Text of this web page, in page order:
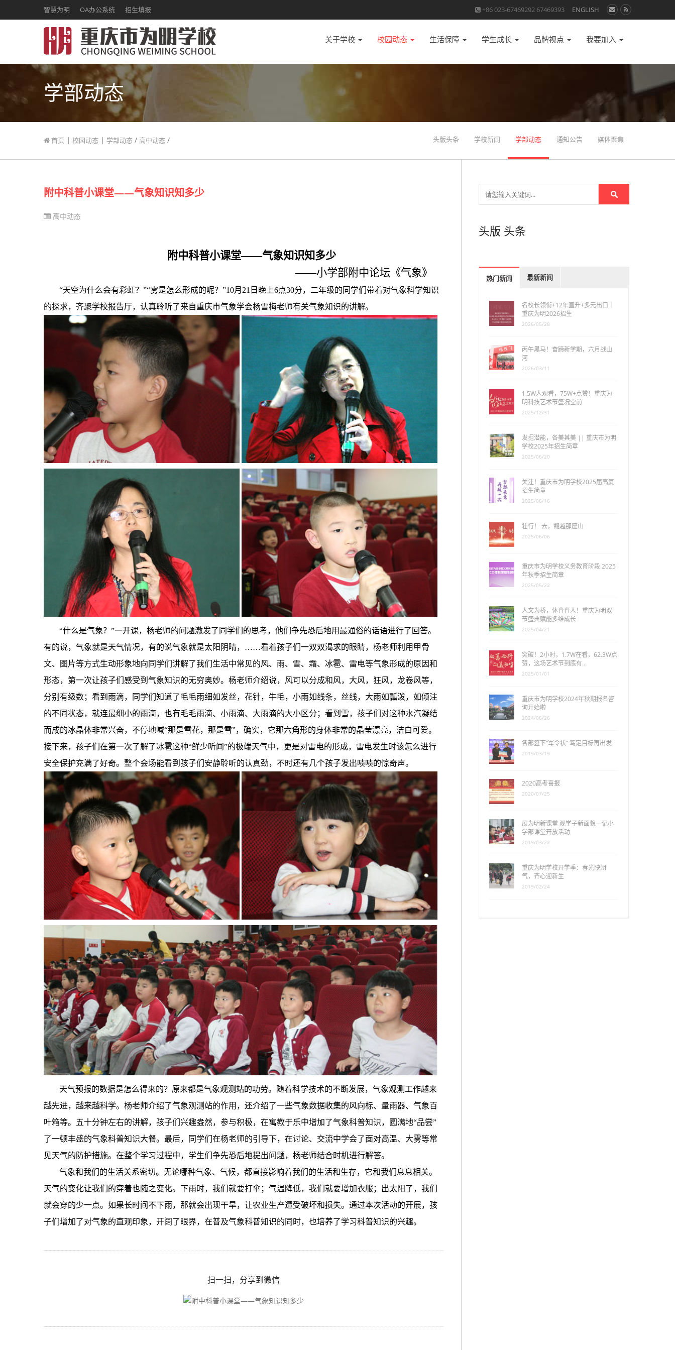
智慧为明 OA办公系统 招生填报 +86 023-67469292 67469393 ENGLISH
关于学校 校园动态 生活保障 学生成长 品牌视点 我要加入
学部动态
首页 | 校园动态 | 学部动态 / 高中动态 / 头版头条 学校新闻 学部动态 通知公告 媒体聚焦
附中科普小课堂——气象知识知多少
高中动态
附中科普小课堂——气象知识知多少
——小学部附中论坛《气象》
“天空为什么会有彩虹？”“雾是怎么形成的呢？”10月 21 日晚上6点30分，二年级的同学们带着对气象科学知识
的探求，齐聚学校报告厅，认真聆听了来自重庆市气象学会杨雪梅老师有关气象知识的讲解。
“什么是气象？”一开课，杨老师的问题激发了同学们的思考，他们争先恐后地用最通俗的话语进行了回答。
有的说，气象就是天气情况，有的说气象就是太阳阴晴，……看着孩子们一双双渴求的眼睛，杨老师利用甲骨
文、图片等方式生动形象地向同学们讲解了我们生活中常见的风、雨、雪、霜、冰雹、雷电等气象形成的原因和
形态，第一次让孩子们感受到气象知识的无穷奥妙。杨老师介绍说，风可以分成和风，大风，狂风，龙卷风等，
分别有级数；看到雨滴，同学们知道了毛毛雨细如发丝，花针，牛毛，小雨如线条，丝线，大雨如瓢泼，如倾注
的不同状态，就连最细小的雨滴，也有毛毛雨滴、小雨滴、大雨滴的大小区分；看到雪，孩子们对这种水汽凝结
而成的冰晶体非常兴奋，不停地喊“那是雪花，那是雪”，确实，它那六角形的身体非常的晶莹漂亮，洁白可爱。
接下来，孩子们在第一次了解了冰雹这种“鲜少听闻”的极端天气中，更是对雷电的形成，雷电发生时该怎么进行
安全保护充满了好奇。整个会场能看到孩子们安静聆听的认真劲，不时还有几个孩子发出啧啧的惊奇声。
天气预报的数据是怎么得来的？原来都是气象观测站的功劳。随着科学技术的不断发展，气象观测工作越来
越先进，越来越科学。杨老师介绍了气象观测站的作用，还介绍了一些气象数据收集的风向标、量雨器、气象百
叶箱等。五十分钟左右的讲解，孩子们兴趣盎然，参与积极， 在寓教于乐中增加了气象科普知识，圆满地“品尝”
了一顿丰盛的气象科普知识大餐。 最后，同学们在杨老师的引导下，在讨论、交流中学会了面对高温、大雾等常
见天气的防护措施。 在整个学习过程中，学生们争先恐后地提出问题，杨老师结合时机进行解答。
气象和我们的生活关系密切。无论哪种气象、气候，都直接影响着我们的生活和生存，它和我们息息相关。
天气的变化让我们的穿着也随之变化。下雨时，我们就要打伞；气温降低，我们就要增加衣服；出太阳了，我们
就会穿的少一点。如果长时间不下雨，那就会出现干旱，让农业生产遭受破坏和损失。 通过本次活动的开展，孩
子们增加了对气象的直观印象，开阔了眼界，在普及气象科普知识的同时，也培养了学习科普知识的兴趣。
扫一扫，分享到微信
头版 头条
热门新闻 最新新闻
名校长领衔+12年直升+多元出口｜
重庆为明2026招生
2026/05/28
丙午黑马！奋蹄新学期，六月战山
河
2026/03/11
1.5W人观看，75W+点赞！重庆为
明科技艺术节盛况空前
2025/12/31
发掘潜能，各美其美 || 重庆市为明
学校2025年招生简章
2025/06/20
关注！重庆市为明学校2025届高复
招生简章
2025/06/16
壮行！ 去，翻越那座山
2025/06/06
重庆市为明学校义务教育阶段 2025
年秋季招生简章
2025/05/22
人文为桥，体育育人！重庆为明双
节盛典赋能多维成长
2025/04/21
突破！2小时，1.7W在看，62.3W点
赞，这场艺术节到底有…
2025/01/01
重庆市为明学校2024年秋期报名咨
询开始啦
2024/06/26
各部签下“军令状” 笃定目标再出发
2019/03/19
2020高考喜报
2020/07/25
展为明新课堂 观学子新面貌—记小
学部课堂开放活动
2019/03/22
重庆为明学校开学季：春光映朝
气，齐心迎新生
2019/02/24